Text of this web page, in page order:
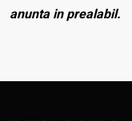
anunta in prealabil.